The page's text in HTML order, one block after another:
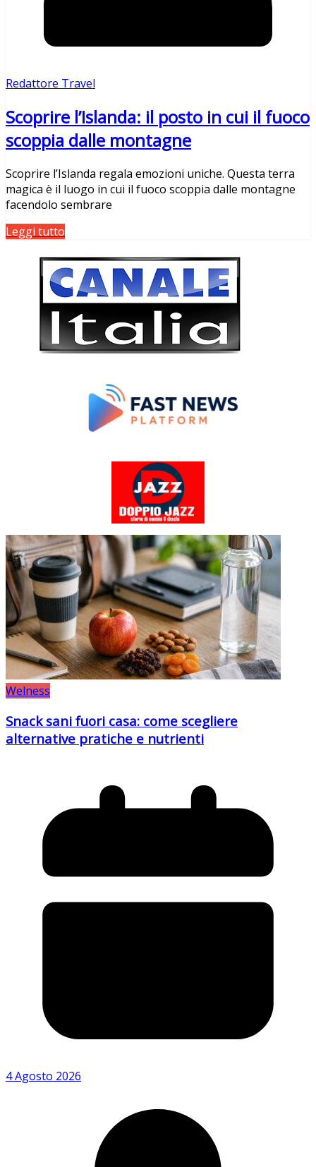
Redattore Travel
Scoprire l’Islanda: il posto in cui il fuoco
scoppia dalle montagne
Scoprire l’Islanda regala emozioni uniche. Questa terra
magica è il luogo in cui il fuoco scoppia dalle montagne
facendolo sembrare
Leggi tutto
Welness
Snack sani fuori casa: come scegliere
alternative pratiche e nutrienti
4 Agosto 2026